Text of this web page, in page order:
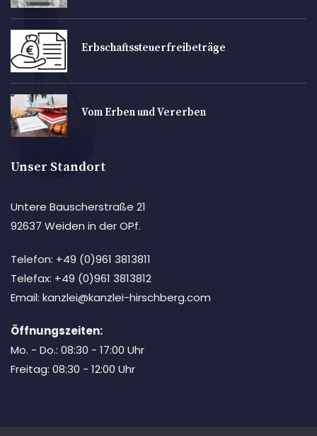
Erbschaftssteuerfreibeträge
Vom Erben und Vererben
Unser Standort
Untere Bauscherstraße 21
92637 Weiden in der OPf.
Telefon: +49 (0)961 3813811
Telefax: +49 (0)961 3813812
Email: kanzlei@kanzlei-hirschberg.com
Öffnungszeiten:
Mo. - Do.: 08:30 - 17:00 Uhr
Freitag: 08:30 - 12:00 Uhr